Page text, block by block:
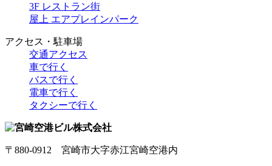
3F レストラン街
屋上 エアプレインパーク
アクセス・駐車場
交通アクセス
車で行く
バスで行く
電車で行く
タクシーで行く
〒880-0912 宮崎市大字赤江宮崎空港内